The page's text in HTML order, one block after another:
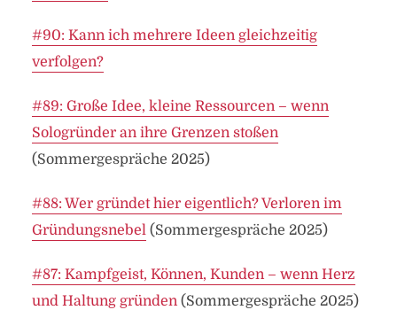
#90: Kann ich mehrere Ideen gleichzeitig
verfolgen?
#89: Große Idee, kleine Ressourcen – wenn
Sologründer an ihre Grenzen stoßen
(Sommergespräche 2025)
#88: Wer gründet hier eigentlich? Verloren im
Gründungsnebel(Sommergespräche 2025)
#87: Kampfgeist, Können, Kunden – wenn Herz
und Haltung gründen(Sommergespräche 2025)